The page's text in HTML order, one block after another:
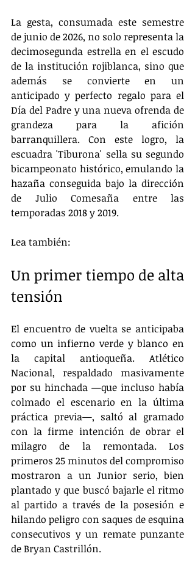
La gesta, consumada este semestre
de junio de 2026, no solo representa la
decimosegunda estrella en el escudo
de la institución rojiblanca, sino que
además se convierte en un
anticipado y perfecto regalo para el
Día del Padre y una nueva ofrenda de
grandeza para la afición
barranquillera. Con este logro, la
escuadra 'Tiburona' sella su segundo
bicampeonato histórico, emulando la
hazaña conseguida bajo la dirección
de Julio Comesaña entre las
temporadas 2018 y 2019.
Lea también:
Un primer tiempo de alta
tensión
El encuentro de vuelta se anticipaba
como un infierno verde y blanco en
la capital antioqueña. Atlético
Nacional, respaldado masivamente
por su hinchada —que incluso había
colmado el escenario en la última
práctica previa—, saltó al gramado
con la firme intención de obrar el
milagro de la remontada. Los
primeros 25 minutos del compromiso
mostraron a un Junior serio, bien
plantado y que buscó bajarle el ritmo
al partido a través de la posesión e
hilando peligro con saques de esquina
consecutivos y un remate punzante
de Bryan Castrillón.